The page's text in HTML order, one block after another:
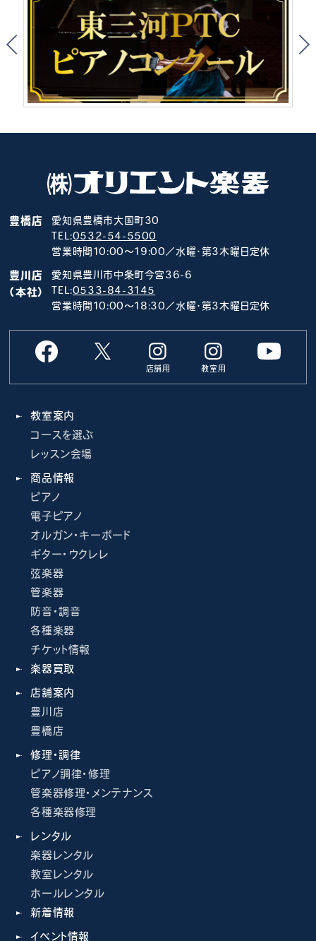
豊橋店
愛知県豊橋市大国町30
TEL:0532-54-5500
営業時間10:00～19:00／水曜･第3木曜日定休
豊川店
（本社）
愛知県豊川市中条町今宮36-6
TEL:0533-84-3145
営業時間10:00～18:30／水曜･第3木曜日定休
店舗用 教室用
教室案内
コースを選ぶ
レッスン会場
商品情報
ピアノ
電子ピアノ
オルガン・キーボード
ギター・ウクレレ
弦楽器
管楽器
防音・調音
各種楽器
チケット情報
楽器買取
店舗案内
豊川店
豊橋店
修理・調律
ピアノ調律・修理
管楽器修理・メンテナンス
各種楽器修理
レンタル
楽器レンタル
教室レンタル
ホールレンタル
新着情報
イベント情報